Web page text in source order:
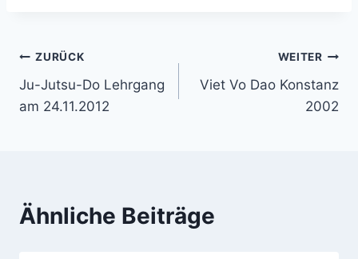
Beitragsnavigation
ZURÜCK
Ju-Jutsu-Do Lehrgang
am 24.11.2012
WEITER
Viet Vo Dao Konstanz
2002
Ähnliche Beiträge